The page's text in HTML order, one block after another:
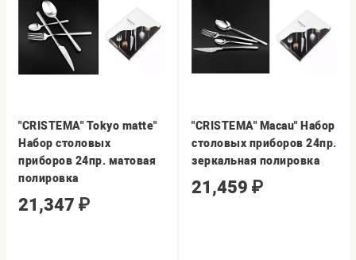
"CRISTEMA" Tokyo matte"
Набор столовых
приборов 24пр. матовая
полировка
21,347 ₽
"CRISTEMA" Macau" Набор
столовых приборов 24пр.
зеркальная полировка
21,459 ₽